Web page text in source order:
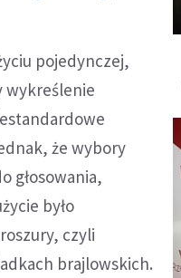
pojedynczej,
wykreślenie
że wybory
głosowania,
było
czyli
brajlowskich.